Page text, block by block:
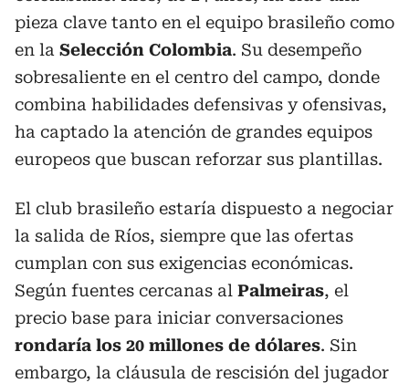
pieza clave tanto en el equipo brasileño como
en la Selección Colombia. Su desempeño
sobresaliente en el centro del campo, donde
combina habilidades defensivas y ofensivas,
ha captado la atención de grandes equipos
europeos que buscan reforzar sus plantillas.
El club brasileño estaría dispuesto a negociar
la salida de Ríos, siempre que las ofertas
cumplan con sus exigencias económicas.
Según fuentes cercanas al Palmeiras, el
precio base para iniciar conversaciones
rondaría los 20 millones de dólares. Sin
embargo, la cláusula de rescisión del jugador